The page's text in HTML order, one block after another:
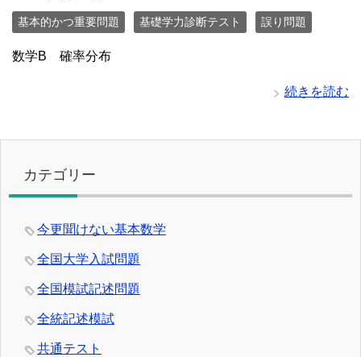
基本的かつ重要問題 基礎学力診断テスト 誤り問題
数学B 確率分布
続きを読む
カテゴリー
今更聞けない基本数学
全国大学入試問題
全国模試記述問題
全統記述模試
共通テスト